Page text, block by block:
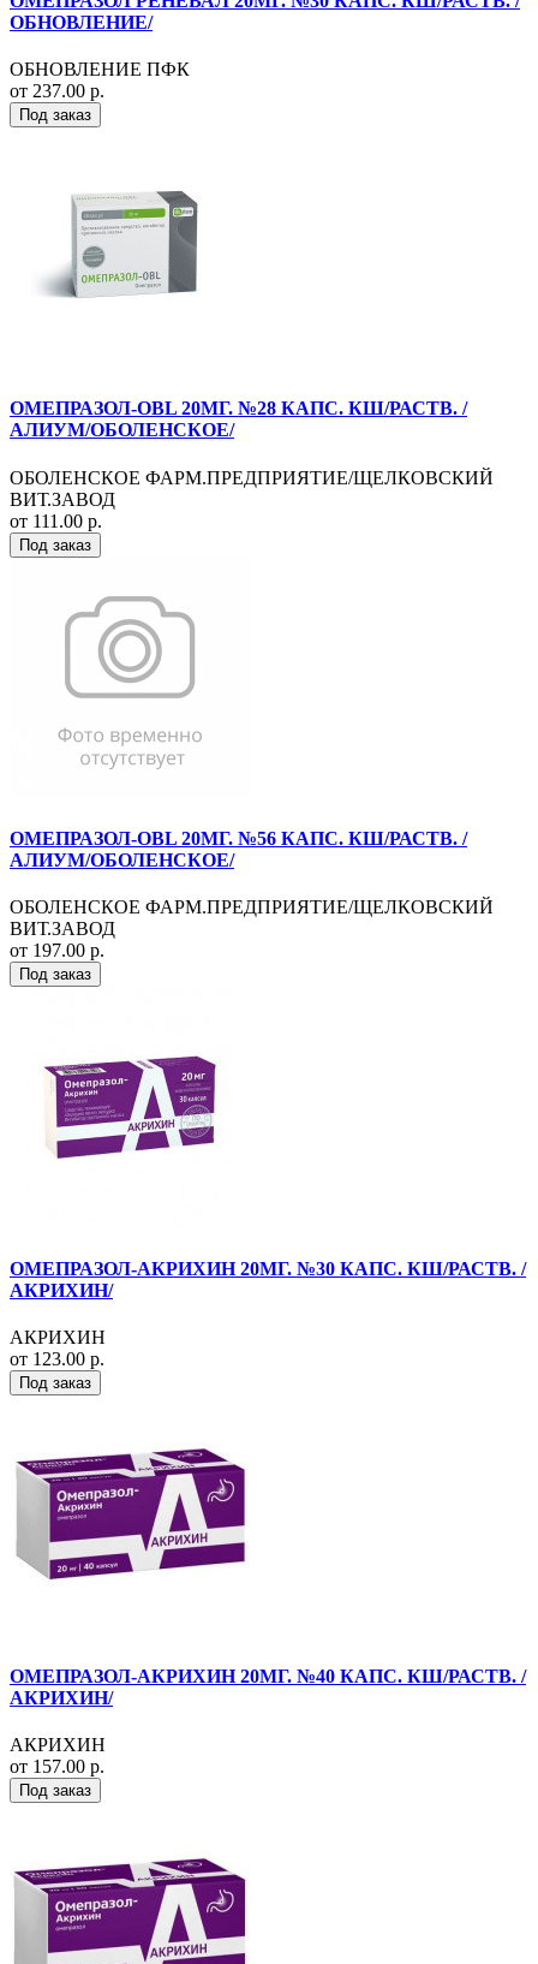
ОБНОВЛЕНИЕ/
ОБНОВЛЕНИЕ ПФК
от 237.00 р.
Под заказ
ОМЕПРАЗОЛ-OBL 20МГ. №28 КАПС. КШ/РАСТВ. /
АЛИУМ/ОБОЛЕНСКОЕ/
ОБОЛЕНСКОЕ ФАРМ.ПРЕДПРИЯТИЕ/ЩЕЛКОВСКИЙ
ВИТ.ЗАВОД
от 111.00 р.
Под заказ
ОМЕПРАЗОЛ-OBL 20МГ. №56 КАПС. КШ/РАСТВ. /
АЛИУМ/ОБОЛЕНСКОЕ/
ОБОЛЕНСКОЕ ФАРМ.ПРЕДПРИЯТИЕ/ЩЕЛКОВСКИЙ
ВИТ.ЗАВОД
от 197.00 р.
Под заказ
ОМЕПРАЗОЛ-АКРИХИН 20МГ. №30 КАПС. КШ/РАСТВ. /
АКРИХИН/
АКРИХИН
от 123.00 р.
Под заказ
ОМЕПРАЗОЛ-АКРИХИН 20МГ. №40 КАПС. КШ/РАСТВ. /
АКРИХИН/
АКРИХИН
от 157.00 р.
Под заказ